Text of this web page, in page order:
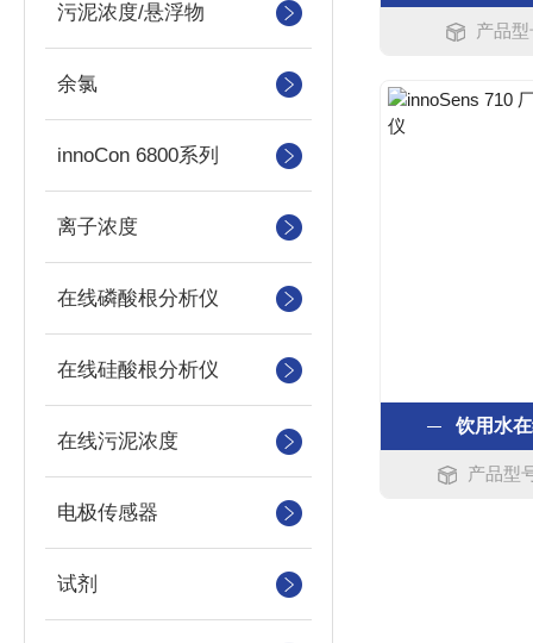
污泥浓度/悬浮物
余氯
innoCon 6800系列
离子浓度
在线磷酸根分析仪
在线硅酸根分析仪
在线污泥浓度
电极传感器
试剂
产品
饮用水
产品型